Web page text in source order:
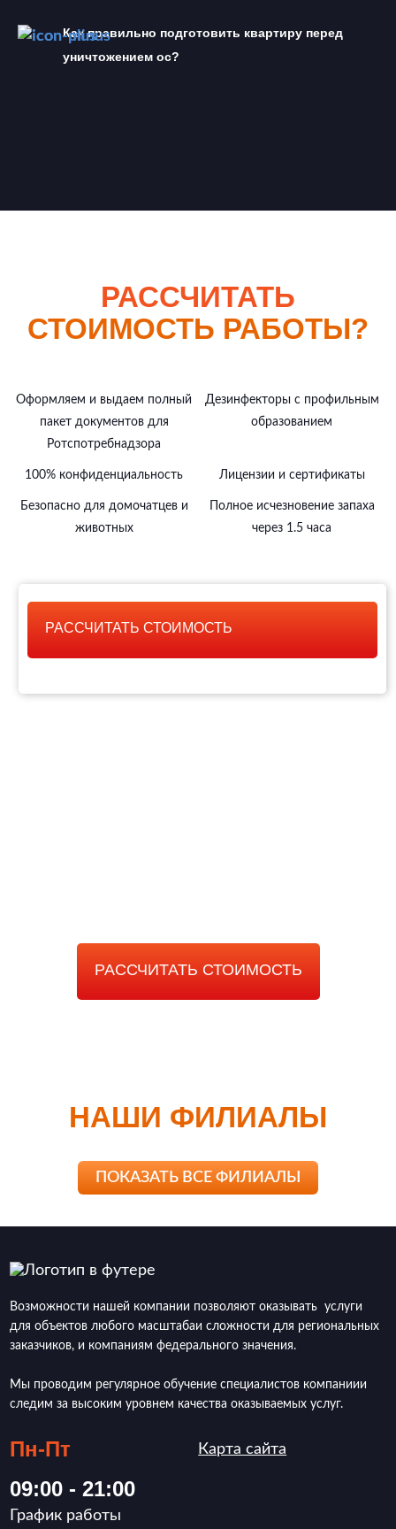
Как правильно подготовить квартиру перед
уничтожением ос?
РАССЧИТАТЬ
СТОИМОСТЬ РАБОТЫ?
Оформляем и выдаем полный
пакет документов для
Ротспотребнадзора
Дезинфекторы с профильным
образованием
100% конфиденциальность Лицензии и сертификаты
Безопасно для домочатцев и
животных
Полное исчезновение запаха
через 1.5 часа
РАССЧИТАТЬ СТОИМОСТЬ
РАССЧИТАТЬ СТОИМОСТЬ
НАШИ ФИЛИАЛЫ
ПОКАЗАТЬ ВСЕ ФИЛИАЛЫ
Возможности нашей компании позволяют оказывать услуги
для объектов любого масштабаи сложности для региональных
заказчиков, и компаниям федерального значения.
Мы проводим регулярное обучение специалистов компаниии
следим за высоким уровнем качества оказываемых услуг.
Пн-Пт
09:00 - 21:00
График работы
Карта сайта